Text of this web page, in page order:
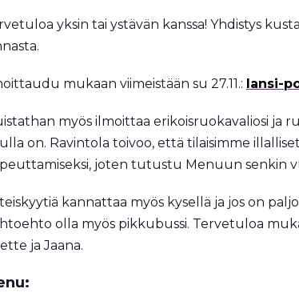
yksin tai ystävän kanssa! Yhdistys
mukaan viimeistään su 27.11.: lansi-
myös ilmoittaa erikoisruokavaliosi ja
on. Ravintola toivoo, että tilaisimme
joten tutustu Menuun senkin
kannattaa myös kysellä ja jos on
olla myös pikkubussi. Tervetuloa
ja Jaana.